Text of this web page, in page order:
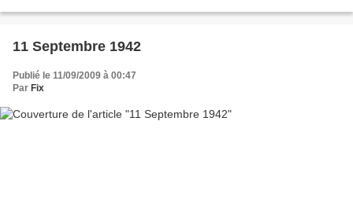
11 Septembre 1942
Publié le 11/09/2009 à 00:47
Par Fix